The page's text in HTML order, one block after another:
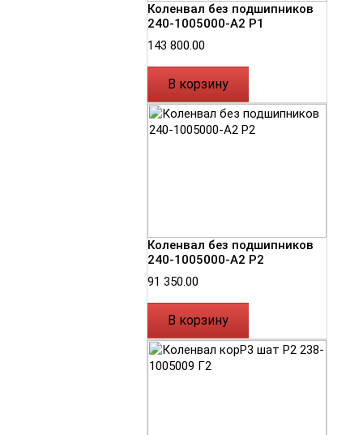
Коленвал без подшипников
240-1005000-А2 Р1
143 800.00
В корзину
Коленвал без подшипников
240-1005000-А2 Р2
91 350.00
В корзину